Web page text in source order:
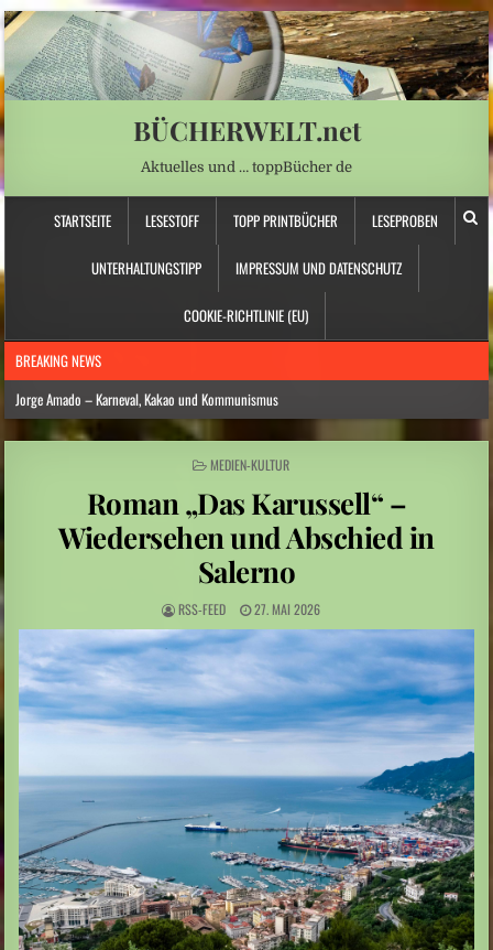
BÜCHERWELT.net
Aktuelles und … toppBücher de
STARTSEITE LESESTOFF TOPP PRINTBÜCHER LESEPROBEN
UNTERHALTUNGSTIPP IMPRESSUM UND DATENSCHUTZ
COOKIE-RICHTLINIE (EU)
BREAKING NEWS
Jorge Amado – Karneval, Kakao und Kommunismus
Anna Schapiro: „Fühlen Sie sich wie zu Hause …“ – Jüdische Spurensuche
Daniela Dröscher – Geldmangel, Gedichte und Freundschaft
Sarah Diehl: „Ins tiefe Blau“ – Unter Wasser beginnt eine andere Welt
Mittelamerika: Vulkanausbruch in Guatemala
POSTED
MEDIEN-KULTUR
Roman „Das Karussell“ –
Wiedersehen und Abschied in
Salerno
RSS-FEED 27. MAI 2026